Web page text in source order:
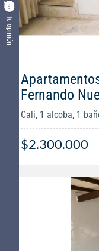
Tu opinión
Fernando
Cali, 1 alcoba, 1
$2.300.000